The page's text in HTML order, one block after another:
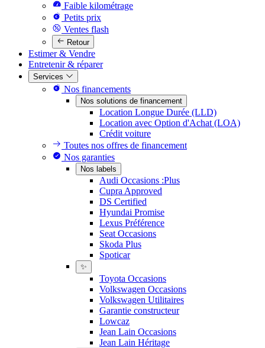
Faible kilométrage
Petits prix
Ventes flash
Retour
Estimer & Vendre
Entretenir & réparer
Services
Nos financements
Nos solutions de financement
Location Longue Durée (LLD)
Location avec Option d'Achat (LOA)
Crédit voiture
Toutes nos offres de financement
Nos garanties
Nos labels
Audi Occasions :Plus
Cupra Approved
DS Certified
Hyundai Promise
Lexus Préférence
Seat Occasions
Skoda Plus
Spoticar
✨
Toyota Occasions
Volkswagen Occasions
Volkswagen Utilitaires
Garantie constructeur
Lowcaz
Jean Lain Occasions
Jean Lain Héritage